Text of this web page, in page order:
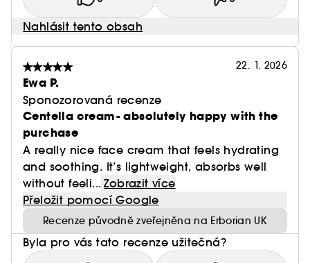
Nahlásit tento obsah
22. 1. 2026
Ewa P.
Sponozorovaná recenze
Centella cream- absolutely happy with the
purchase
A really nice face cream that feels hydrating
and soothing. It’s lightweight, absorbs well
without feeli... Zobrazit více
Přeložit pomocí Google
Recenze původně zveřejněna na Erborian UK
Byla pro vás tato recenze užitečná?